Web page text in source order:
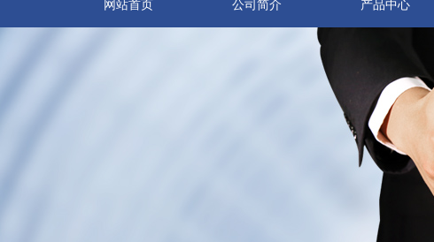
网站首页 公司简介 产品中心